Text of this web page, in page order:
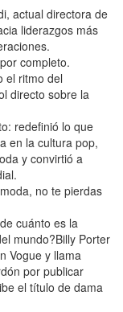
actual directora de
liderazgos más
completo.
el ritmo del
directo sobre la
redefinió lo que
en la cultura pop,
y convirtió a
no te pierdas
cuánto es la
mundo?Billy Porter
Vogue y llama
por publicar
el título de dama